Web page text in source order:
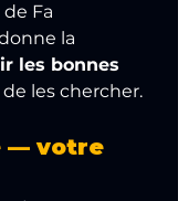
Fa
la
les bonnes
les chercher.
— votre